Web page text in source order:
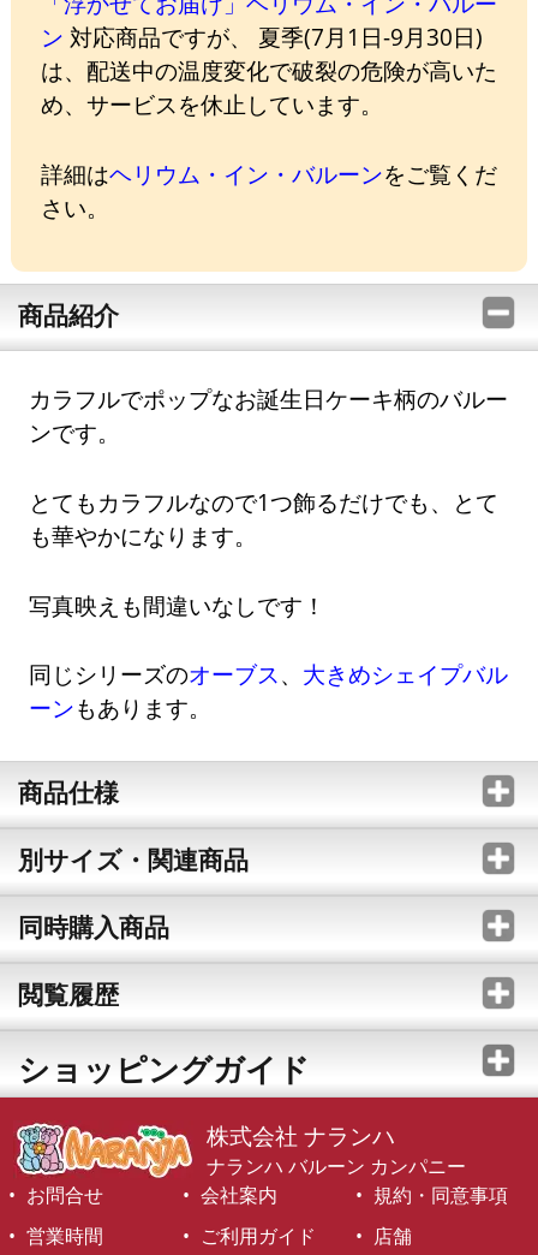
ン 対応商品ですが、 夏季(7月1日-9月30日)
は、配送中の温度変化で破裂の危険が高いた
め、サービスを休止しています。
詳細はヘリウム・イン・バルーンをご覧くだ
さい。
商品紹介
カラフルでポップなお誕生日ケーキ柄のバルー
ンです。
とてもカラフルなので1つ飾るだけでも、とて
も華やかになります。
写真映えも間違いなしです！
同じシリーズのオーブス、 大きめシェイプバル
ーンもあります。
商品仕様
別サイズ・関連商品
同時購入商品
閲覧履歴
ショッピングガイド
株式会社 ナランハ
ナランハ バルーン カンパニー
お問合せ
会社案内
規約・同意事項
営業時間
ご利用ガイド 店舗